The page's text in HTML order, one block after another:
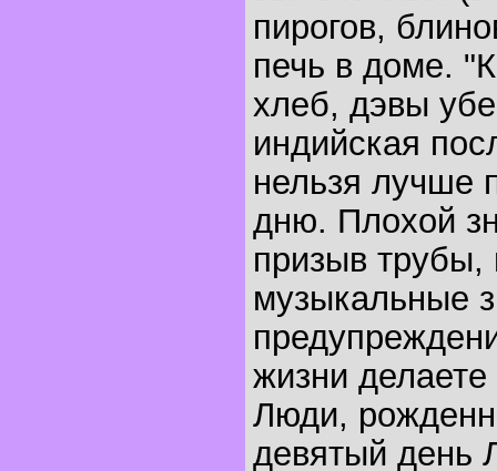
пирогов,
печь в доме.
хлеб, дэвы
индийская
нельзя лучше
дню. Плохой
призыв
музыкальные
жизни
Люди,
девятый день